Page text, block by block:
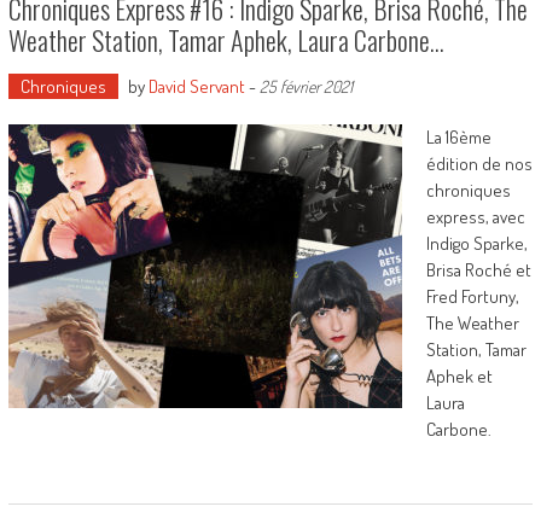
Chroniques Express #16 : Indigo Sparke, Brisa Roché, The
Weather Station, Tamar Aphek, Laura Carbone…
Chroniques by David Servant- 25 février 2021
La 16ème
édition de nos
chroniques
express, avec
Indigo Sparke,
Brisa Roché et
Fred Fortuny,
The Weather
Station, Tamar
Aphek et
Laura
Carbone.